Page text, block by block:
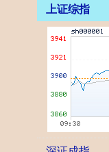
上证综指